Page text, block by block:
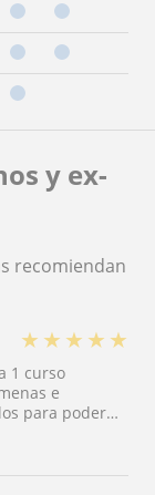
y ex-
recomiendan
★ ★ ★ ★ ★
1 curso
e
para poder
Siempre
el inicio